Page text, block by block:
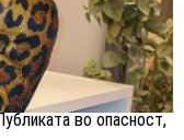
во опасност,